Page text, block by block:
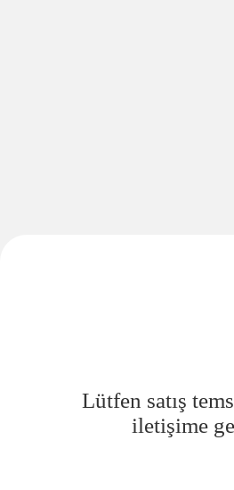
Lütfen satış
iletişime